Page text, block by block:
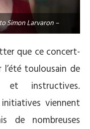
Simon Larvaron –
que ce concert-
toulousain de
et instructives.
viennent
de nombreuses